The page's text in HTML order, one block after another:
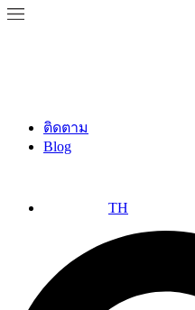
ติดตาม
Blog
TH